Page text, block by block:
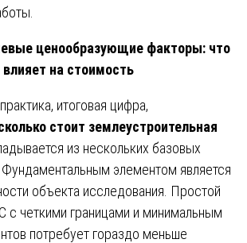
ценообразующие факторы: что
на стоимость
итоговая цифра,
стоит землеустроительная
из нескольких базовых
Фундаментальным элементом является
объекта исследования. Простой
с четкими границами и минимальным
потребует гораздо меньше